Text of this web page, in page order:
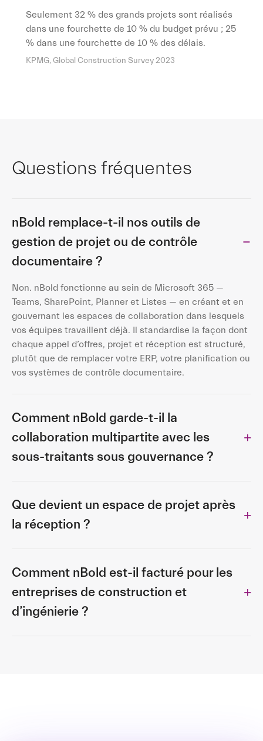
Seulement 32 % des grands projets sont réalisés
dans une fourchette de 10 % du budget prévu ; 25
% dans une fourchette de 10 % des délais.
KPMG, Global Construction Survey 2023
Questions fréquentes
nBold remplace-t-il nos outils de
gestion de projet ou de contrôle
documentaire ?
Non. nBold fonctionne au sein de Microsoft 365 —
Teams, SharePoint, Planner et Listes — en créant et en
gouvernant les espaces de collaboration dans lesquels
vos équipes travaillent déjà. Il standardise la façon dont
chaque appel d’offres, projet et réception est structuré,
plutôt que de remplacer votre ERP, votre planification ou
vos systèmes de contrôle documentaire.
Comment nBold garde-t-il la
collaboration multipartite avec les
sous-traitants sous gouvernance ?
Que devient un espace de projet après
la réception ?
Comment nBold est-il facturé pour les
entreprises de construction et
d’ingénierie ?